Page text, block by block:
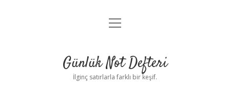
Anasayfa
Yasal Uyarı
menüyü
Günlük Not Defteri
İlginç satırlarla farklı bir keşif.